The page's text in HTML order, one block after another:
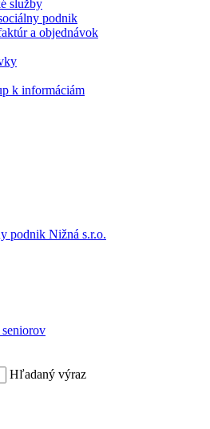
služby
podnik
a objednávok
k informáciám
podnik Nižná s.r.o.
Hľadaný výraz